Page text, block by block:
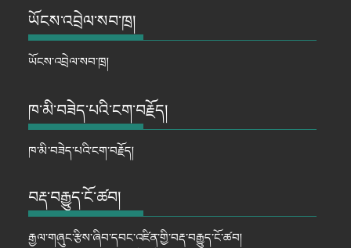
ཡོངས་འབྲེལ་སབ་ཁྲ།
ཡོངས་འབྲེལ་སབ་ཁྲ།
ཁ་མི་བཟེད་པའི་ངག་བརྗོད།
ཁ་མི་བཟེད་པའི་ངག་བརྗོད།
བརྡ་བརྒྱུད་ངོ་ཚབ།
རྒྱལ་གཞུང་རྩིས་ཞིབ་དབང་འཛིན་གྱི་བརྡ་བརྒྱུད་ངོ་ཚབ།